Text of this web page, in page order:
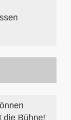
die Bühne!